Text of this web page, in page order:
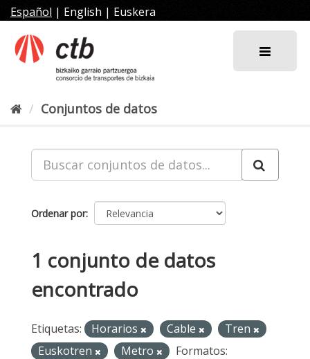
al
contenido
Español | English | Euskera
Conjuntos de datos
Ordenar por
1 conjunto de datos
encontrado
Etiquetas: Horarios Cable
Tren
Euskotren
Metro
Formatos: